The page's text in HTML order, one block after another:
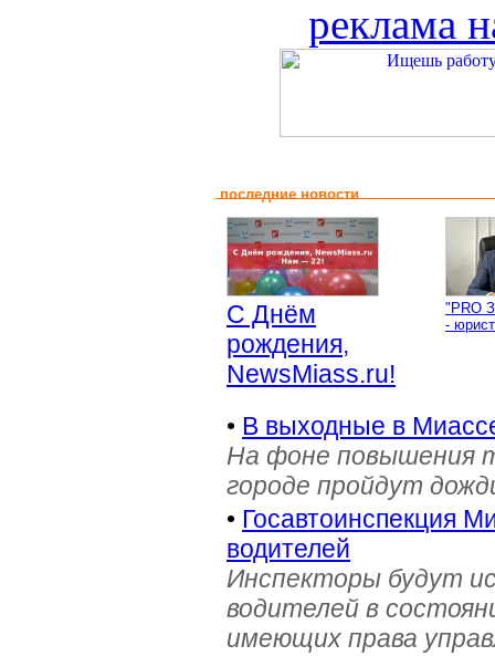
реклама
последние новости
С Днём
рождения,
NewsMiass.ru!
"PRO
-
• В выходные в
На фоне повышения
городе пройдут
• Госавтоинспекция
водителей
Инспекторы будут
водителей в
имеющих права